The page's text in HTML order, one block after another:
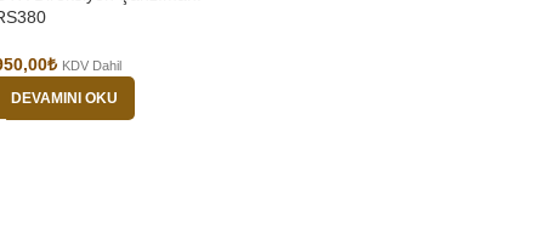
₺ KDV Dahil
DEVAMINI OKU